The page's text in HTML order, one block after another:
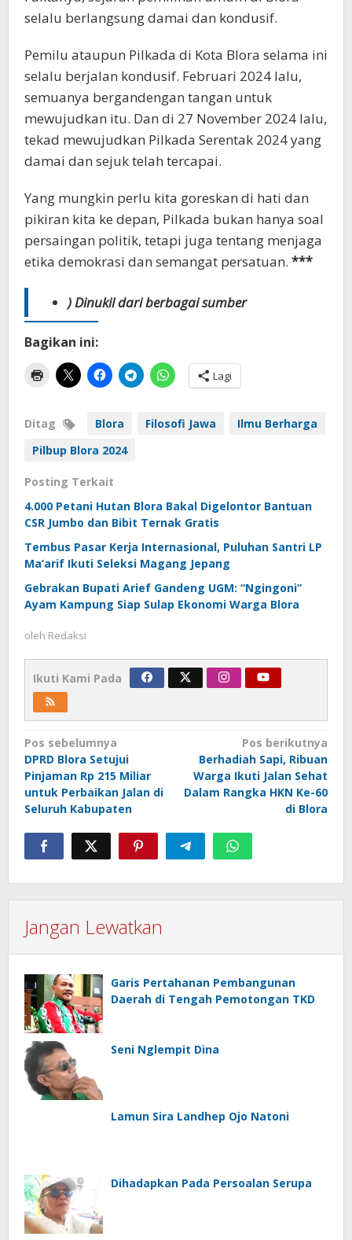
selalu berlangsung damai dan kondusif.
Pemilu ataupun Pilkada di Kota Blora selama ini
selalu berjalan kondusif. Februari 2024 lalu,
semuanya bergandengan tangan untuk
mewujudkan itu. Dan di 27 November 2024 lalu,
tekad mewujudkan Pilkada Serentak 2024 yang
damai dan sejuk telah tercapai.
Yang mungkin perlu kita goreskan di hati dan
pikiran kita ke depan, Pilkada bukan hanya soal
persaingan politik, tetapi juga tentang menjaga
etika demokrasi dan semangat persatuan. ***
) Dinukil dari berbagai sumber
Bagikan ini:
Lagi
Ditag Blora Filosofi Jawa
Ilmu Berharga
Pilbup Blora 2024
Posting Terkait
4.000 Petani Hutan Blora Bakal Digelontor Bantuan
CSR Jumbo dan Bibit Ternak Gratis
Tembus Pasar Kerja Internasional, Puluhan Santri LP
Ma’arif Ikuti Seleksi Magang Jepang
Gebrakan Bupati Arief Gandeng UGM: “Ngingoni”
Ayam Kampung Siap Sulap Ekonomi Warga Blora
oleh Redaksi
Ikuti Kami Pada
Navigasi
pos
Pos sebelumnya
DPRD Blora Setujui
Pinjaman Rp 215 Miliar
untuk Perbaikan Jalan di
Seluruh Kabupaten
Pos berikutnya
Berhadiah Sapi, Ribuan
Warga Ikuti Jalan Sehat
Dalam Rangka HKN Ke-60
di Blora
Jangan Lewatkan
Garis Pertahanan Pembangunan
Daerah di Tengah Pemotongan TKD
Seni Nglempit Dina
Lamun Sira Landhep Ojo Natoni
Dihadapkan Pada Persoalan Serupa